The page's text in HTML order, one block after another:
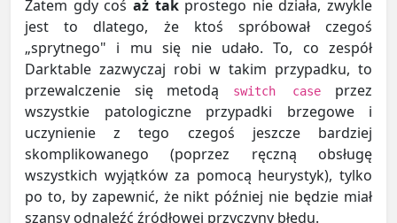
Zatem gdy coś aż takprostego nie działa, zwykle
jest to dlatego, że ktoś spróbował czegoś
„sprytnego" i mu się nie udało. To, co zespół
Darktable zazwyczaj robi w takim przypadku, to
przewalczenie się metodą
switch case
przez
wszystkie patologiczne przypadki brzegowe i
uczynienie z tego czegoś jeszcze bardziej
skomplikowanego (poprzez ręczną obsługę
wszystkich wyjątków za pomocą heurystyk), tylko
po to, by zapewnić, że nikt później nie będzie miał
szansy odnaleźć źródłowej przyczyny błędu.